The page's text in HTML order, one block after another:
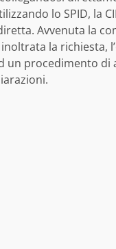
lo SPID, la
Avvenuta la
la richiesta,
un procedimento di